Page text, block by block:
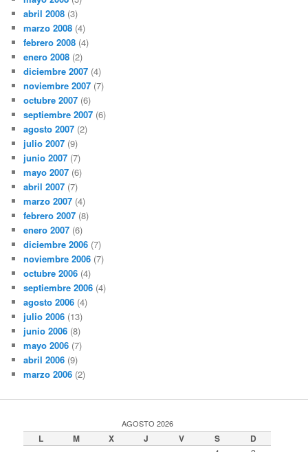
abril 2008 (3)
marzo 2008 (4)
febrero 2008 (4)
enero 2008 (2)
diciembre 2007 (4)
noviembre 2007 (7)
octubre 2007 (6)
septiembre 2007 (6)
agosto 2007 (2)
julio 2007 (9)
junio 2007 (7)
mayo 2007 (6)
abril 2007 (7)
marzo 2007 (4)
febrero 2007 (8)
enero 2007 (6)
diciembre 2006 (7)
noviembre 2006 (7)
octubre 2006 (4)
septiembre 2006 (4)
agosto 2006 (4)
julio 2006 (13)
junio 2006 (8)
mayo 2006 (7)
abril 2006 (9)
marzo 2006 (2)
AGOSTO 2026
L M X J V S D